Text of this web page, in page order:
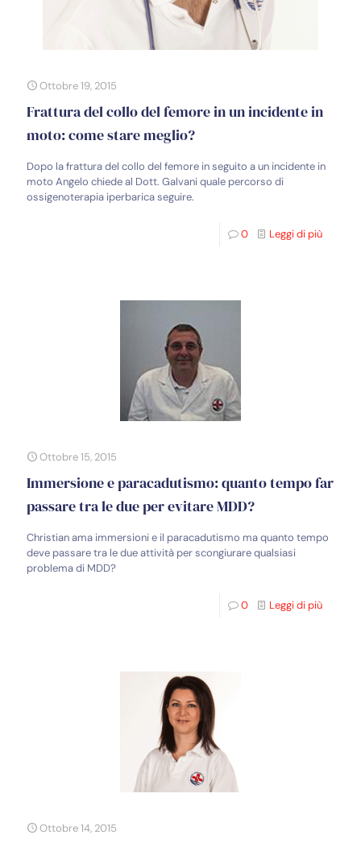
Ottobre 19, 2015
Frattura del collo del femore in un incidente in
moto: come stare meglio?
Dopo la frattura del collo del femore in seguito a un incidente in
moto Angelo chiede al Dott. Galvani quale percorso di
ossigenoterapia iperbarica seguire.
0 Leggi di più
Ottobre 15, 2015
Immersione e paracadutismo: quanto tempo far
passare tra le due per evitare MDD?
Christian ama immersioni e il paracadutismo ma quanto tempo
deve passare tra le due attività per scongiurare qualsiasi
problema di MDD?
0 Leggi di più
Ottobre 14, 2015